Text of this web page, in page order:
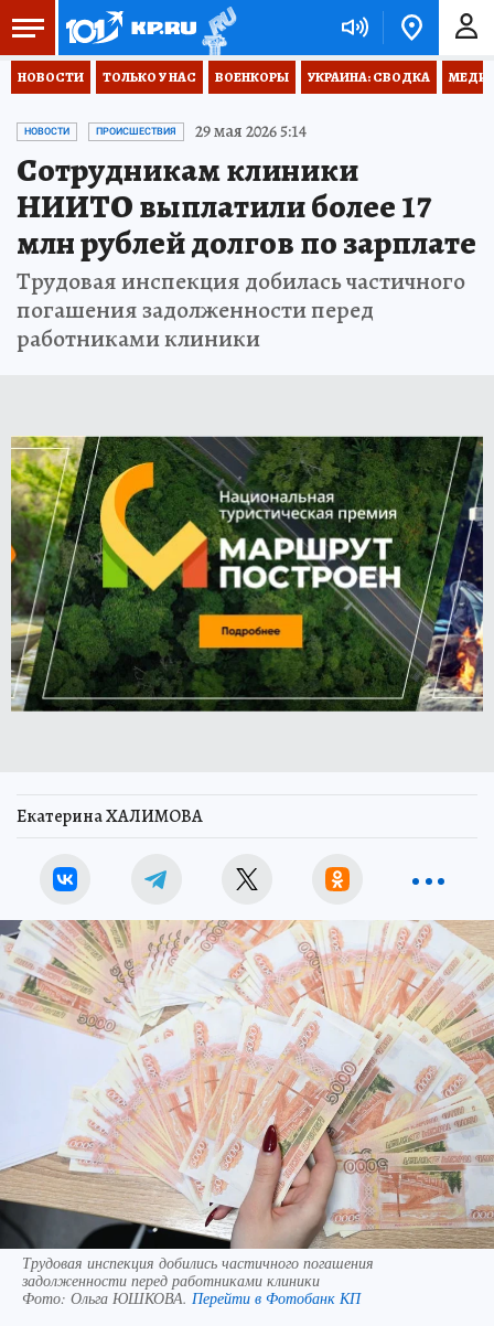
НОВОСТИ ТОЛЬКО У НАС ВОЕНКОРЫ УКРАИНА: СВОДКА
НОВОСТИ ПРОИСШЕСТВИЯ 29 мая 2026 5:14
Сотрудникам клиники
НИИТО выплатили более 17
млн рублей долгов по зарплате
Трудовая инспекция добилась частичного
погашения задолженности перед
работниками клиники
Екатерина ХАЛИМОВА
Трудовая инспекция добились частичного погашения
задолженности перед работниками клиники
Фото: Ольга ЮШКОВА. Перейти в Фотобанк КП